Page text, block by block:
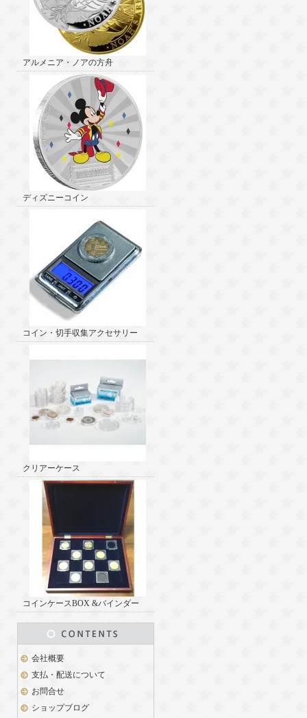
アルメニア・ノアの方舟
ディズニーコイン
コイン・切手収集アクセサリー
クリアーケース
コインケースBOX &バインダー
会社概要
支払・配送について
お問合せ
ショップブログ